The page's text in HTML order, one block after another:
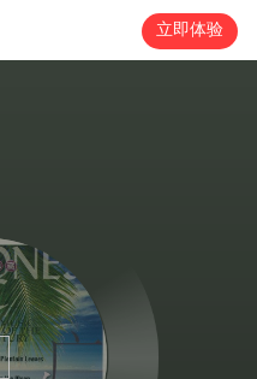
立即体验